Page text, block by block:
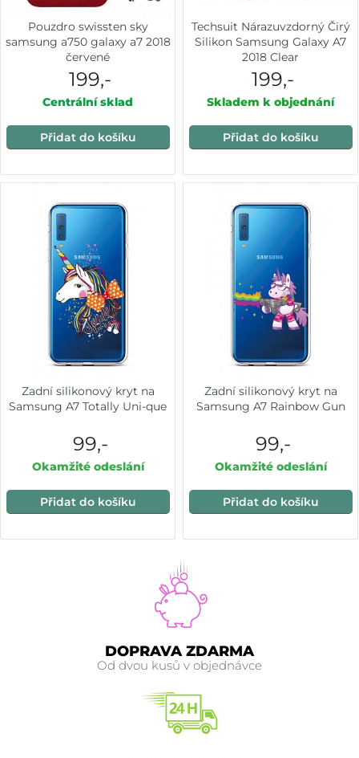
Pouzdro swissten sky
samsung a750 galaxy a7 2018
červené
199,-
Centrální sklad
Přidat do košíku
Techsuit Nárazuvzdorný Čirý
Silikon Samsung Galaxy A7
2018 Clear
199,-
Skladem k objednání
Přidat do košíku
Zadní silikonový kryt na
Samsung A7 Totally Uni-que
99,-
Okamžité odeslání
Přidat do košíku
Zadní silikonový kryt na
Samsung A7 Rainbow Gun
99,-
Okamžité odeslání
Přidat do košíku
DOPRAVA ZDARMA
Od dvou kusů v objednávce